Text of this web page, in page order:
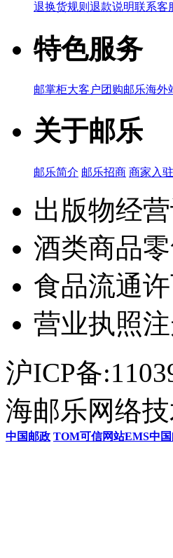
退换货规则 退款说明联系客
特色服务
邮掌柜大客户团购邮乐海外
关于邮乐
邮乐简介 邮乐招商 商家入驻
出版物经
酒类商品
食品流通许
营业执照
沪ICP备
海邮乐网络
中国邮政 TOM可信网站EMS中